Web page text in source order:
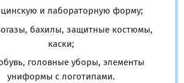
и лабораторную форму;
бахилы, защитные костюмы,
каски;
головные уборы, элементы
униформы с логотипами.